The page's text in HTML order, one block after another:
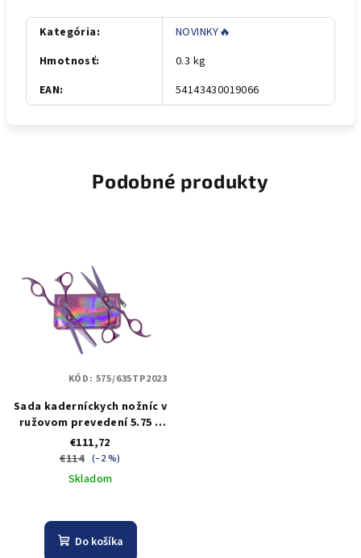
Kategória:
NOVINKY🔥
Hmotnosť:
0.3 kg
EAN: 54143430019066
Podobné produkty
Sada kaderníckych nožníc v
ružovom prevedení 5.75 a
efilačných nožníc 6.35
Olivia Garden SilkCut Think
Pink Edition 2023
€111,72
€114 (–2 %)
Skladom
Do košíka
KÓD: 575/635TP2023